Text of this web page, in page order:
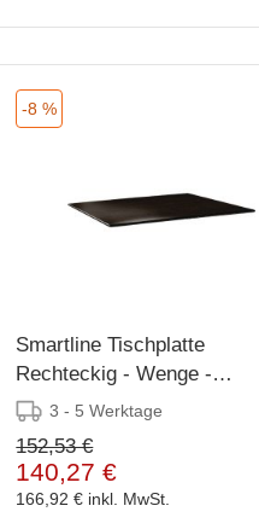
-8 %
Smartline Tischplatte
Rechteckig - Wenge -
120x80cm
3 - 5 Werktage
152,53 €
140,27 €
166,92 € inkl. MwSt.